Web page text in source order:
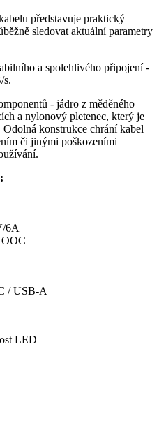
představuje praktický
sledovat aktuální parametry
a spolehlivého připojení -
s.
- jádro z měděného
a nylonový pletenec, který je
konstrukce chrání kabel
či jinými poškozeními
6A
/ USB-A
LED